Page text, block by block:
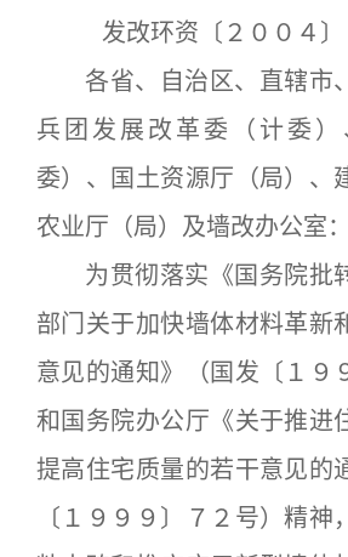
发改环资〔２００４
各省、自治区、直辖市
兵团发展改革委（计委
委）、国土资源厅（局）、
农业厅（局）及墙改办公
为贯彻落实《国务院批
部门关于加快墙体材料革新
意见的通知》（国发〔１９
和国务院办公厅《关于推进
提高住宅质量的若干意见的
〔１９９９〕７２号）精神